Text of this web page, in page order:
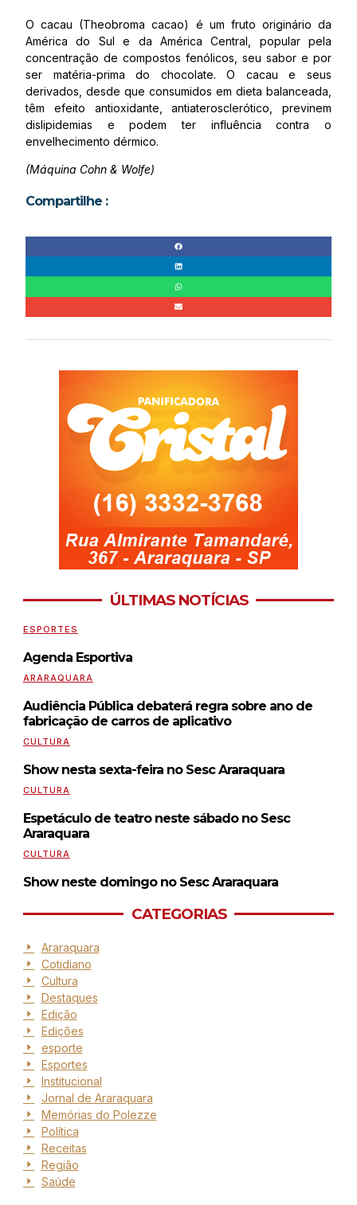
O cacau (Theobroma cacao) é um fruto originário da
América do Sul e da América Central, popular pela
concentração de compostos fenólicos, seu sabor e por
ser matéria-prima do chocolate. O cacau e seus
derivados, desde que consumidos em dieta balanceada,
têm efeito antioxidante, antiaterosclerótico, previnem
dislipidemias e podem ter influência contra o
envelhecimento dérmico.
(Máquina Cohn & Wolfe)
Compartilhe :
ÚLTIMAS NOTÍCIAS
ESPORTES
Agenda Esportiva
ARARAQUARA
Audiência Pública debaterá regra sobre ano de
fabricação de carros de aplicativo
CULTURA
Show nesta sexta-feira no Sesc Araraquara
CULTURA
Espetáculo de teatro neste sábado no Sesc
Araraquara
CULTURA
Show neste domingo no Sesc Araraquara
CATEGORIAS
Araraquara
Cotidiano
Cultura
Destaques
Edição
Edições
esporte
Esportes
Institucional
Jornal de Araraquara
Memórias do Polezze
Política
Receitas
Região
Saúde